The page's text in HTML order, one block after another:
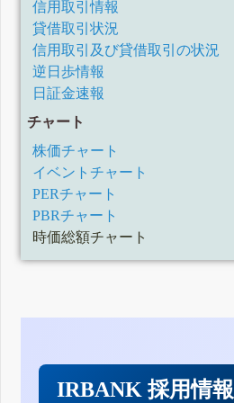
信用取引情報
貸借取引状況
信用取引及び貸借取引の状況
逆日歩情報
日証金速報
チャート
株価チャート
イベントチャート
PERチャート
PBRチャート
時価総額チャート
IRBANK 採用情報